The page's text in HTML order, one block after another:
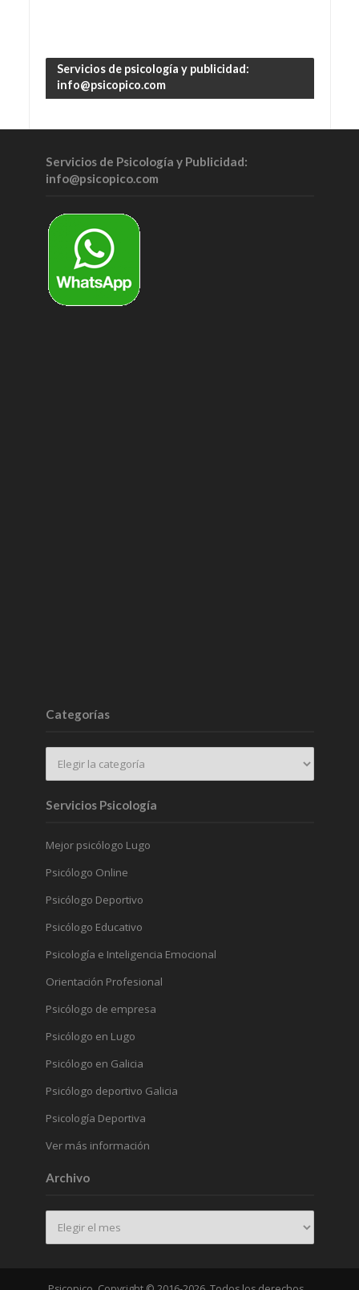
Servicios de psicología y publicidad:
info@psicopico.com
Servicios de Psicología y Publicidad:
info@psicopico.com
Categorías
Servicios Psicología
Mejor psicólogo Lugo
Psicólogo Online
Psicólogo Deportivo
Psicólogo Educativo
Psicología e Inteligencia Emocional
Orientación Profesional
Psicólogo de empresa
Psicólogo en Lugo
Psicólogo en Galicia
Psicólogo deportivo Galicia
Psicología Deportiva
Ver más información
Archivo
Archivo